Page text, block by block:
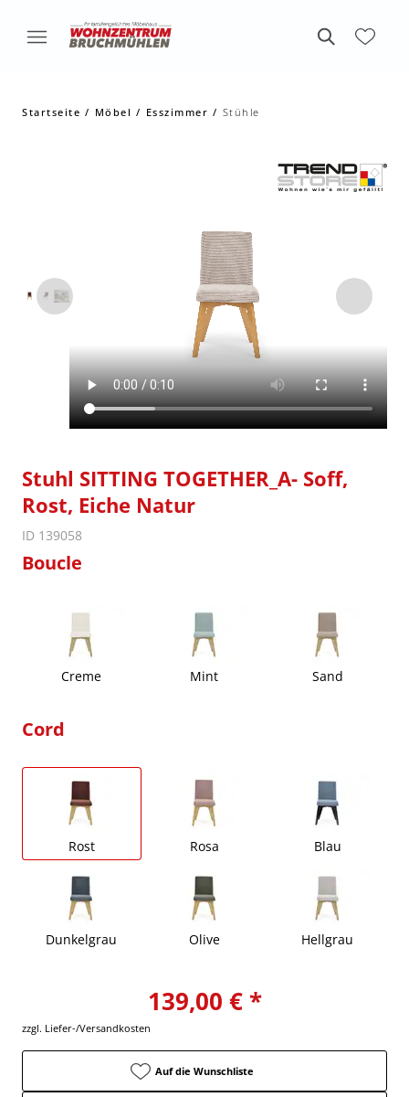
Startseite Möbel Esszimmer Stühle
Stuhl SITTING TOGETHER_A- Soff,
Rost, Eiche Natur
ID 139058
Boucle
Creme Mint Sand
Cord
Rost Rosa Blau
Dunkelgrau Olive Hellgrau
139,00 € *
zzgl. Liefer-/Versandkosten
Auf die Wunschliste